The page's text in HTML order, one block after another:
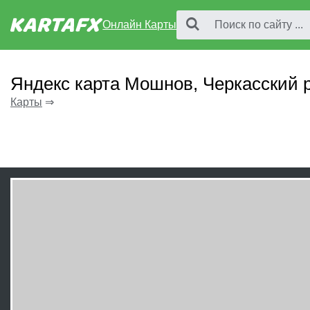
Онлайн Карты
Яндекс карта Мошнов, Черкасский
Карты ⇒